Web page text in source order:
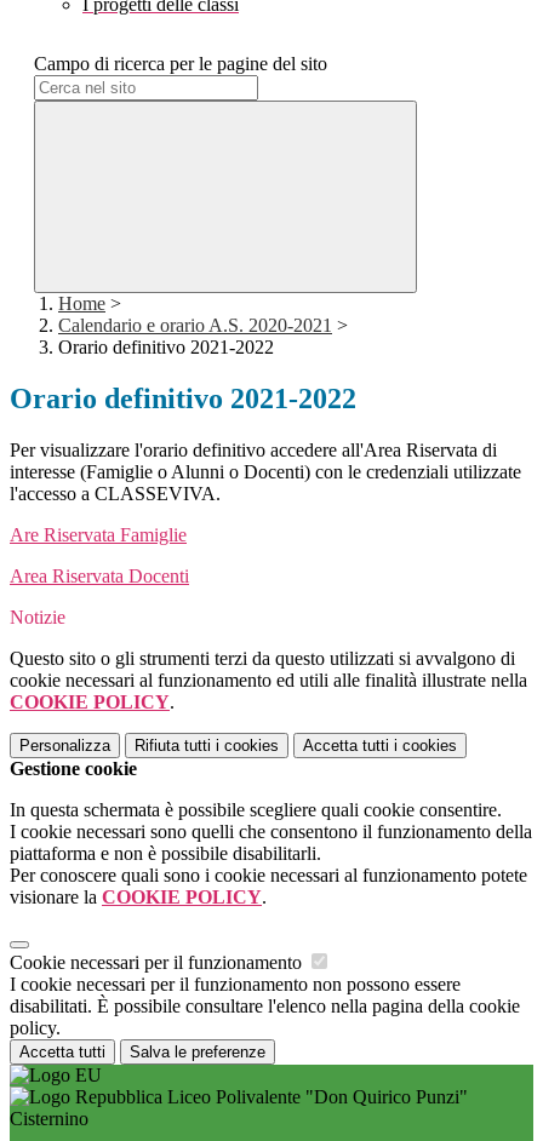
I progetti delle classi
Campo di ricerca per le pagine del sito
Home >
Calendario e orario A.S. 2020-2021 >
Orario definitivo 2021-2022
Orario definitivo 2021-2022
Per visualizzare l'orario definitivo accedere all'Area Riservata di
interesse (Famiglie o Alunni o Docenti) con le credenziali utilizzate
l'accesso a CLASSEVIVA.
Are Riservata Famiglie
Area Riservata Docenti
Notizie
Questo sito o gli strumenti terzi da questo utilizzati si avvalgono di
cookie necessari al funzionamento ed utili alle finalità illustrate nella
COOKIE POLICY.
Personalizza Rifiuta tutti i cookies Accetta tutti i cookies
Gestione cookie
In questa schermata è possibile scegliere quali cookie consentire.
I cookie necessari sono quelli che consentono il funzionamento della
piattaforma e non è possibile disabilitarli.
Per conoscere quali sono i cookie necessari al funzionamento potete
visionare la COOKIE POLICY.
Cookie necessari per il funzionamento
I cookie necessari per il funzionamento non possono essere
disabilitati. È possibile consultare l'elenco nella pagina della cookie
policy.
Accetta tutti Salva le preferenze
Liceo Polivalente "Don Quirico Punzi"
Cisternino